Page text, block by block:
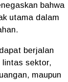
bahwa
utama dalam
berjalan
lintas sektor,
maupun